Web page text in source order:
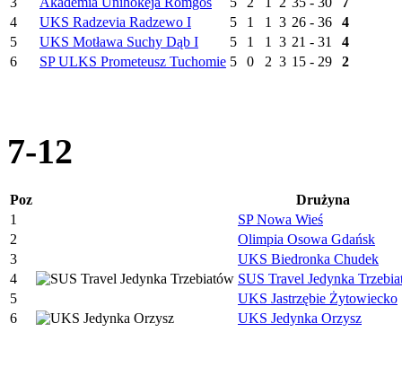
4
UKS Radzevia Radzewo I 5 1 1 3 26 - 36
4
5
UKS Motława Suchy Dąb I 5 1 1 3 21 - 31
4
6
SP ULKS Prometeusz Tuchomie 5 0 2 3 15 - 29 2
7-12
Poz
Drużyna
1
SP Nowa Wieś
2
Olimpia Osowa Gdańsk
3
UKS Biedronka Chudek
4
SUS Travel Jedynka
5
UKS Jastrzębie Żytowiecko
6
UKS Jedynka Orzysz